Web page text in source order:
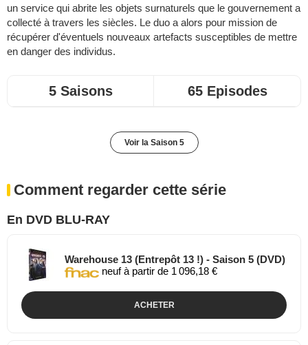
un service qui abrite les objets surnaturels que le gouvernement a
collecté à travers les siècles. Le duo a alors pour mission de
récupérer d'éventuels nouveaux artefacts susceptibles de mettre
en danger des individus.
5 Saisons 65 Episodes
Voir la Saison 5
Comment regarder cette série
En DVD BLU-RAY
Warehouse 13 (Entrepôt 13 !) - Saison 5 (DVD)
neuf à partir de 1 096,18 €
ACHETER